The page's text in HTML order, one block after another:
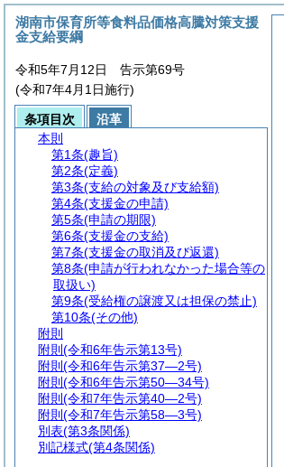
湖南市保育所等食料品価格高騰対策支援
金支給要綱
令和5年7月12日 告示第69号
(令和7年4月1日施行)
条項目次
沿革
本則
第1条(趣旨)
第2条(定義)
第3条(支給の対象及び支給額)
第4条(支援金の申請)
第5条(申請の期限)
第6条(支援金の支給)
第7条(支援金の取消及び返還)
第8条(申請が行われなかった場合等の
取扱い)
第9条(受給権の譲渡又は担保の禁止)
第10条(その他)
附則
附則 (令和6年告示第13号)
附則 (令和6年告示第37―2号)
附則 (令和6年告示第50―34号)
附則 (令和7年告示第40―2号)
附則 (令和7年告示第58―3号)
別表(第3条関係)
別記様式(第4条関係)